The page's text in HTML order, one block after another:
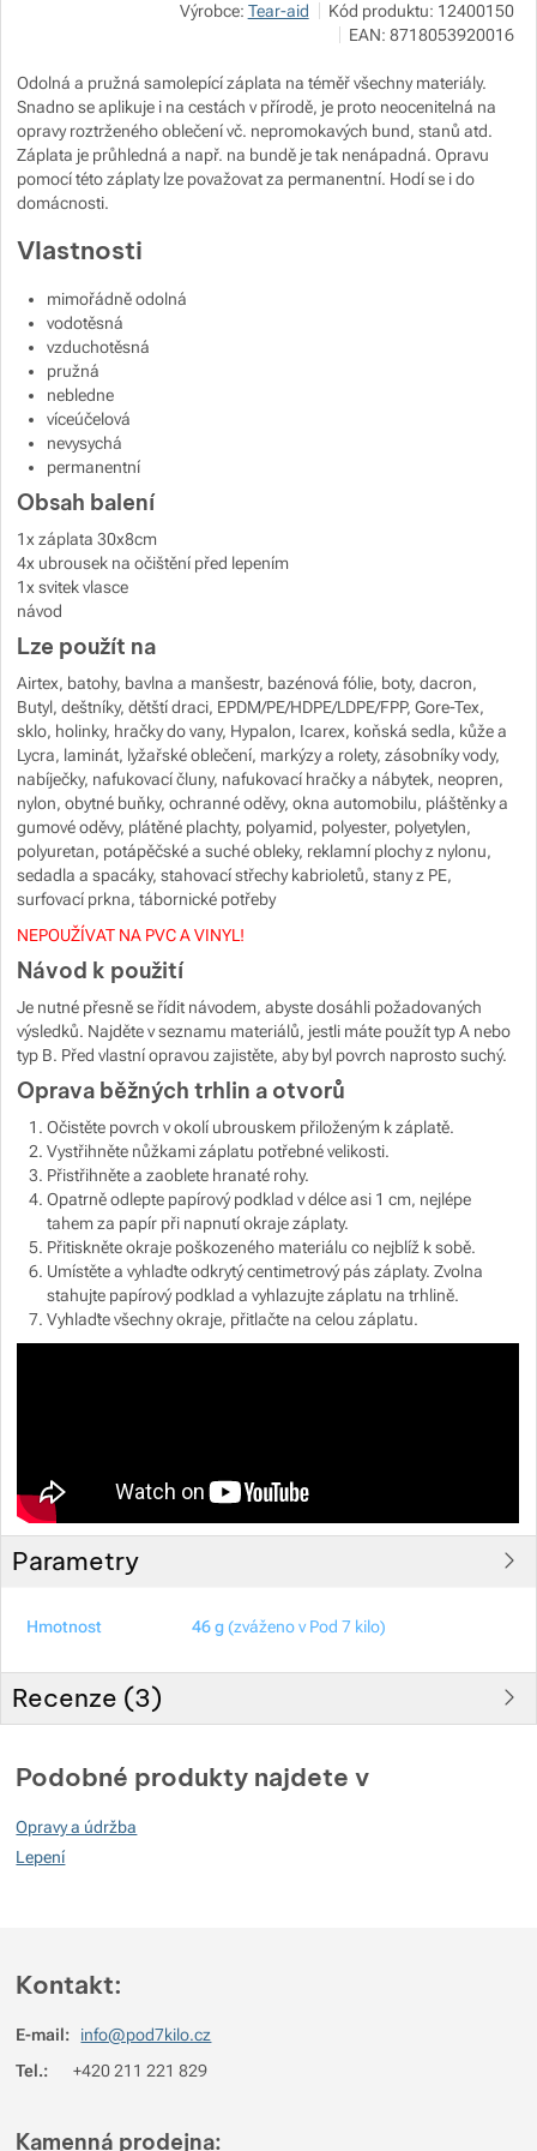
Výrobce: Tear-aid Kód produktu: 12400150
EAN: 8718053920016
Odolná a pružná samolepící záplata na téměř všechny materiály.
Snadno se aplikuje i na cestách v přírodě, je proto neocenitelná na
opravy roztrženého oblečení vč. nepromokavých bund, stanů atd.
Záplata je průhledná a např. na bundě je tak nenápadná. Opravu
pomocí této záplaty lze považovat za permanentní. Hodí se i do
domácnosti.
Vlastnosti
mimořádně odolná
vodotěsná
vzduchotěsná
pružná
nebledne
víceúčelová
nevysychá
permanentní
Obsah balení
1x záplata 30x8cm
4x ubrousek na očištění před lepením
1x svitek vlasce
návod
Lze použít na
Airtex, batohy, bavlna a manšestr, bazénová fólie, boty, dacron,
Butyl, deštníky, dětští draci, EPDM/PE/HDPE/LDPE/FPP, Gore-Tex,
sklo, holinky, hračky do vany, Hypalon, Icarex, koňská sedla, kůže a
Lycra, laminát, lyžařské oblečení, markýzy a rolety, zásobníky vody,
nabíječky, nafukovací čluny, nafukovací hračky a nábytek, neopren,
nylon, obytné buňky, ochranné oděvy, okna automobilu, pláštěnky a
gumové oděvy, plátěné plachty, polyamid, polyester, polyetylen,
polyuretan, potápěčské a suché obleky, reklamní plochy z nylonu,
sedadla a spacáky, stahovací střechy kabrioletů, stany z PE,
surfovací prkna, tábornické potřeby
NEPOUŽÍVAT NA PVC A VINYL!
Návod k použití
Je nutné přesně se řídit návodem, abyste dosáhli požadovaných
výsledků. Najděte v seznamu materiálů, jestli máte použít typ A nebo
typ B. Před vlastní opravou zajistěte, aby byl povrch naprosto suchý.
Oprava běžných trhlin a otvorů
Očistěte povrch v okolí ubrouskem přiloženým k záplatě.
Vystřihněte nůžkami záplatu potřebné velikosti.
Přistřihněte a zaoblete hranaté rohy.
Opatrně odlepte papírový podklad v délce asi 1 cm, nejlépe
tahem za papír při napnutí okraje záplaty.
Přitiskněte okraje poškozeného materiálu co nejblíž k sobě.
Umístěte a vyhlaďte odkrytý centimetrový pás záplaty. Zvolna
stahujte papírový podklad a vyhlazujte záplatu na trhlině.
Vyhlaďte všechny okraje, přitlačte na celou záplatu.
Parametry
Hmotnost 46 g(zváženo v Pod 7 kilo)
Recenze (3)
100%
Recenzí s hodnocením
100%
Recenzí s hodnocením
0%
Recenzí s hodnocením
0%
Recenzí s hodnocením
0%
Podobné produkty najdete v
Opravy a údržba
Lepení
Zobrazit více
Zobrazit více
Zobrazit více
Kontakt:
E-mail:
info@pod7kilo.cz
Tel.: +420 211 221 829
Kamenná prodejna: